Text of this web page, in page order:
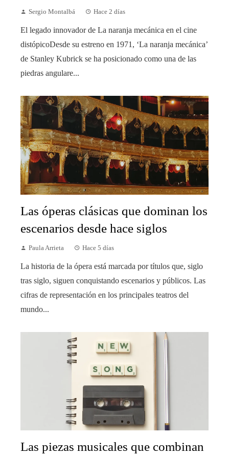
Sergio Montalbá Hace 2 días
El legado innovador de La naranja mecánica en el cine
distópicoDesde su estreno en 1971, ‘La naranja mecánica’
de Stanley Kubrick se ha posicionado como una de las
piedras angulare...
Las óperas clásicas que dominan los
escenarios desde hace siglos
Paula Arrieta Hace 5 días
La historia de la ópera está marcada por títulos que, siglo
tras siglo, siguen conquistando escenarios y públicos. Las
cifras de representación en los principales teatros del
mundo...
Las piezas musicales que combinan